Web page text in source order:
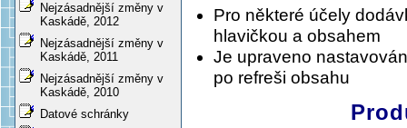
Nejzásadnější změny v
Kaskádě, 2012
Nejzásadnější změny v
Kaskádě, 2011
Nejzásadnější změny v
Kaskádě, 2010
Datové schránky
Pro některé účely
hlavičkou a obsahem
Je upraveno
po refreši obsahu